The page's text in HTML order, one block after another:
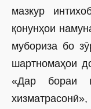
мазкур
қонунҳои
мубориза бо
шартномаҳои
«Дар бораи